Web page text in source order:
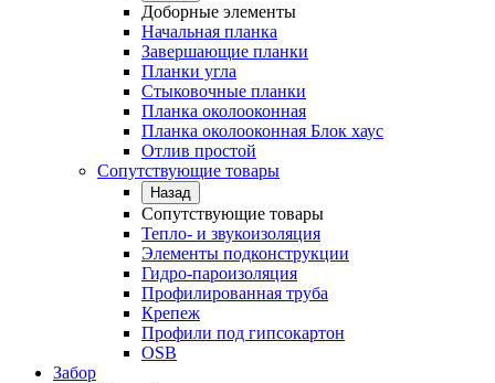
Доборные элементы
Начальная планка
Завершающие планки
Планки угла
Стыковочные планки
Планка околооконная
Планка околооконная Блок хаус
Отлив простой
Сопутствующие товары
Назад
Сопутствующие товары
Тепло- и звукоизоляция
Элементы подконструкции
Гидро-пароизоляция
Профилированная труба
Крепеж
Профили под гипсокартон
OSB
Забор